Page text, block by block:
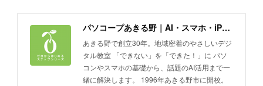
パソコープあきる野｜AI・スマホ・iPad・パソコン教室
あきる野で創立30年。地域密着のやさしいデジ
タル教室 「できない」を「できた！」に パソ
コンやスマホの基礎から、話題のAI活用まで一
緒に解決します。 1996年あきる野市に開校。